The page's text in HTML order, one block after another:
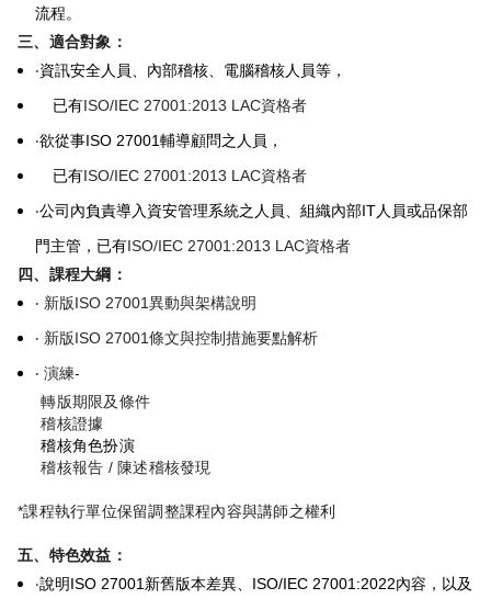
流程。
三、適合對象：
‧資訊安全人員、內部稽核、電腦稽核人員等，
已有ISO/IEC 27001:2013 LAC資格者
‧欲從事ISO 27001輔導顧問之人員，
已有ISO/IEC 27001:2013 LAC資格者
‧公司內負責導入資安管理系統之人員、組織內部IT人員或品保部
門主管，已有ISO/IEC 27001:2013 LAC資格者
四、課程大綱：
‧ 新版ISO 27001異動與架構說明
‧ 新版ISO 27001條文與控制措施要點解析
‧ 演練-
轉版期限及條件
稽核證據
稽核角色扮演
稽核報告 / 陳述稽核發現
*課程執行單位保留調整課程內容與講師之權利
五、特色效益：
‧說明ISO 27001新舊版本差異、ISO/IEC 27001:2022內容，以及